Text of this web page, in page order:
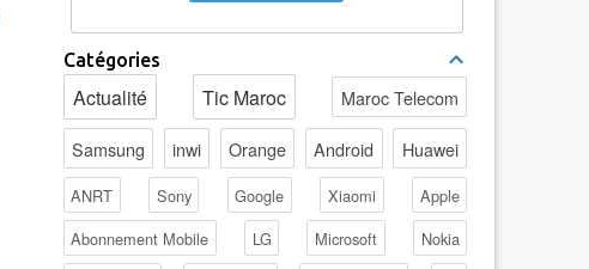
Catégories
Actualité Tic Maroc Maroc Telecom
Samsung inwi Orange Android Huawei
ANRT Sony Google Xiaomi
Apple
Abonnement Mobile
LG Microsoft
Nokia